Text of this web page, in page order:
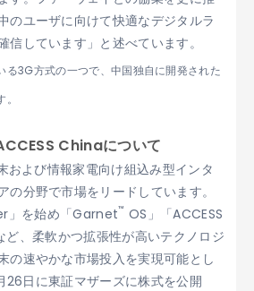
のユーザに向けて快適なデジタルラ
信しています」と述べています。
る3G方式の一つで、中国独自に開発された
Chinaについて
および情報家電向け組込み型インタ
の分野で市場をリードしています。
」を始め「Garnet™ OS」「ACCESS
ど、柔軟かつ拡張性が高いテクノロジ
の速やかな市場投入を実現可能とし
26日に東証マザーズに株式を公開